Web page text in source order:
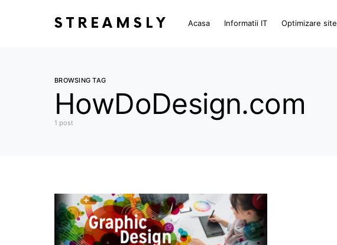
STREAMSLY Acasa Informatii IT Optimizare site
BROWSING TAG
HowDoDesign.com
1 post